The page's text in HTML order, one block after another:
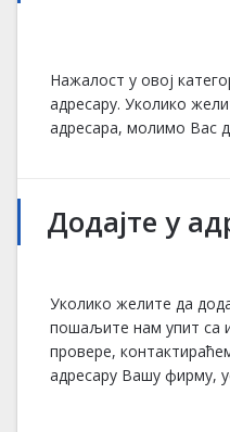
Нажалост у овој
адресару. Уколико
адресара, молимо Вас
Додајте у
Уколико желите да
пошаљите нам упит са
провере,
адресару Вашу фирму,